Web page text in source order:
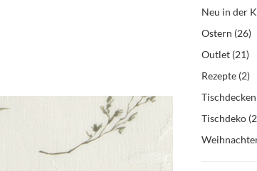
Neu in der
Ostern (26)
Outlet (21)
Rezepte (2)
Tischdeko